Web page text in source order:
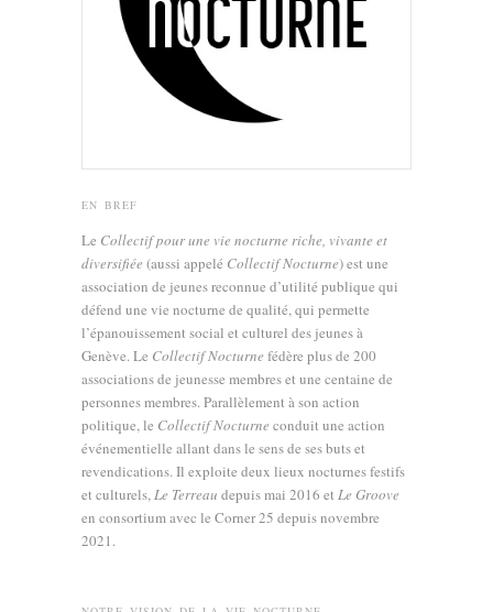
EN BREF
Le Collectif pour une vie nocturne riche, vivante et
diversifiée (aussi appelé Collectif Nocturne) est une
association de jeunes reconnue d’utilité publique qui
défend une vie nocturne de qualité, qui permette
l’épanouissement social et culturel des jeunes à
Genève. Le Collectif Nocturne fédère plus de 200
associations de jeunesse membres et une centaine de
personnes membres. Parallèlement à son action
politique, le Collectif Nocturne conduit une action
événementielle allant dans le sens de ses buts et
revendications. Il exploite deux lieux nocturnes festifs
et culturels,Le Terreau depuis mai 2016 et Le Groove
en consortium avec le Corner 25 depuis novembre
2021.